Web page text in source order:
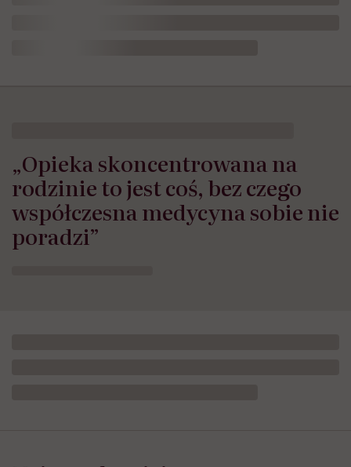
„Opieka skoncentrowana na
rodzinie to jest coś, bez czego
współczesna medycyna sobie nie
poradzi”